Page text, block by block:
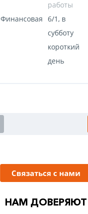
работы
Финансовая 6/1, в
субботу
короткий
день
Связаться с нами
НАМ ДОВЕРЯЮТ